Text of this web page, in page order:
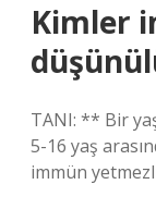
Kimler
TANI: ** Bir
5-16 yaş
immün